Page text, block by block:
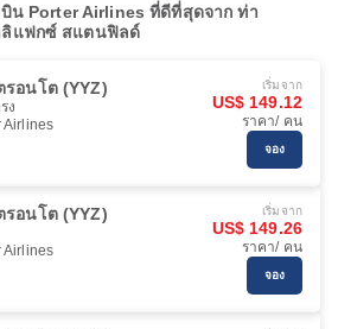
น Porter Airlines ที่ดีที่สุดจาก ท่า
ลิแฟกซ์ สแตนฟิลด์
รอนโต (YYZ)
ง
Airlines
เริ่มจาก
US$ 149.12
ราคา/ คน
จอง
รอนโต (YYZ)
Airlines
เริ่มจาก
US$ 149.26
ราคา/ คน
จอง